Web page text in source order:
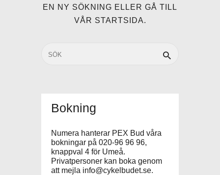
EN NY SÖKNING ELLER GÅ TILL
VÅR STARTSIDA.
Bokning
Numera hanterar PEX Bud våra
bokningar på 020-96 96 96,
knappval 4 för Umeå.
Privatpersoner kan boka genom
att mejla info@cykelbudet.se.